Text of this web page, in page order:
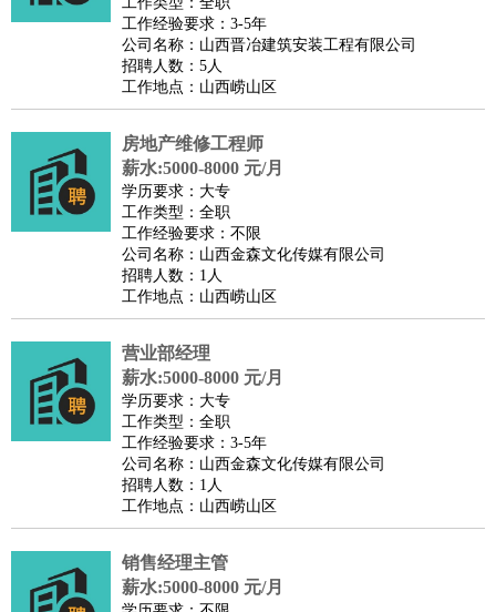
工作经验要求：3-5年
公司名称：山西晋冶建筑安装工程有限公司
招聘人数：5人
工作地点：山西崂山区
房地产维修工程师
薪水:5000-8000 元/月
学历要求：大专
工作类型：全职
工作经验要求：不限
公司名称：山西金森文化传媒有限公司
招聘人数：1人
工作地点：山西崂山区
营业部经理
薪水:5000-8000 元/月
学历要求：大专
工作类型：全职
工作经验要求：3-5年
公司名称：山西金森文化传媒有限公司
招聘人数：1人
工作地点：山西崂山区
销售经理主管
薪水:5000-8000 元/月